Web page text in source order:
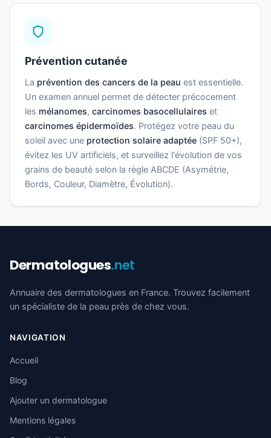
Prévention cutanée
La prévention des cancers de la peau est essentielle.
Un examen annuel permet de détecter précocement
les mélanomes, carcinomes basocellulaires et
carcinomes épidermoïdes. Protégez votre peau du
soleil avec une protection solaire adaptée (SPF 50+),
évitez les UV artificiels, et surveillez l'évolution de vos
grains de beauté selon la règle ABCDE (Asymétrie,
Bords, Couleur, Diamètre, Évolution).
Dermatologues.net
Annuaire des dermatologues en France. Trouvez facilement
un spécialiste de la peau près de chez vous.
NAVIGATION
Accueil
Blog
Ajouter un dermatologue
Mentions légales